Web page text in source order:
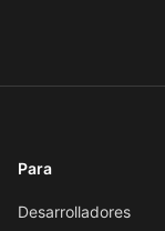
Para
Desarrolladores